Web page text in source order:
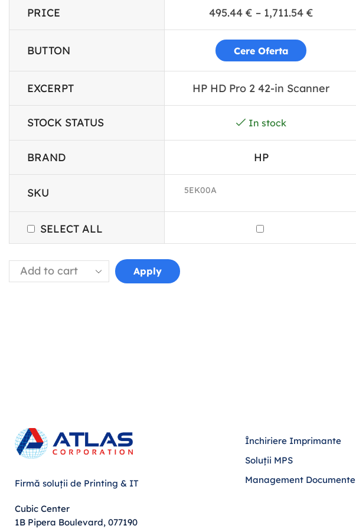
PRICE 495.44 € – 1,711.54 €
BUTTON Cere Oferta
EXCERPT HP HD Pro 2 42-in Scanner
STOCK STATUS In stock
BRAND HP
SKU 5EK00A
SELECT ALL
Apply
Firmă soluții de Printing & IT
Cubic Center
1B Pipera Boulevard, 077190
Închiriere Imprimante
Soluții MPS
Management Documente